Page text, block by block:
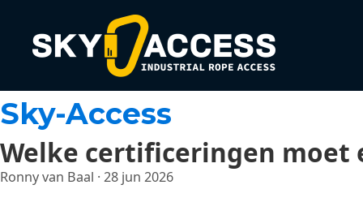
Sky-Access
Welke certificeringen moet
Ronny van Baal · 28 jun 2026